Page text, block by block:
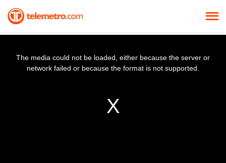
The media could not be loaded, either because the server or
network failed or because the format is not supported.